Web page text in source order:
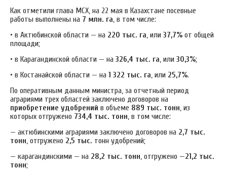
Как отметили глава МСХ, на 22 мая в Казахстане посевные
работы выполнены на 7 млн. га, в том числе:
• в Актюбинской области — на 220 тыс. га, или 37,7% от общей
площади;
• в Карагандинской области — на 326,4 тыс. га, или 30,3%;
• в Костанайской области — на 1 322 тыс. га, или 25,7%.
По оперативным данным министра, за отчетный период
аграриями трех областей заключено договоров на
приобретение удобрений в объеме 889 тыс. тонн, из
которых отгружено 734,4 тыс. тонн, в том числе:
— актюбинскими аграриями заключено договоров на 2,7 тыс.
тонн, отгружено 2,5 тыс. тонн удобрений;
— карагандинскими — на 28,2 тыс. тонн, отгружено —21,2 тыс.
тонн;